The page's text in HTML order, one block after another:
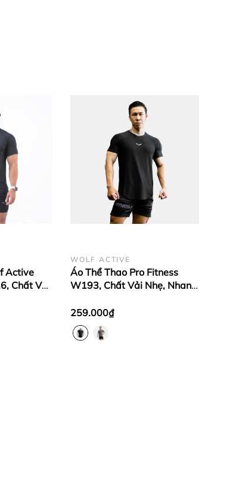
hay những ngày hè oi bức. Bạn sẽ
cảm giác thoải mái khi tiếp xúc với da.
điện thoại, chìa khóa hay các vật
về việc cất giữ đồ đạc.
Active
Chất Vải
Bỉ
WOLF ACTIVE
Áo Thể Thao Pro Fitness
W193, Chất Vải Nhẹ, Nhanh
Thoải Mái Vận Động
259.000₫